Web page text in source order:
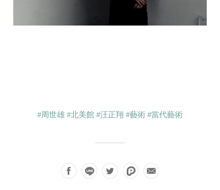
#周世雄 #北美館 #汪正翔 #藝術 #當代藝術